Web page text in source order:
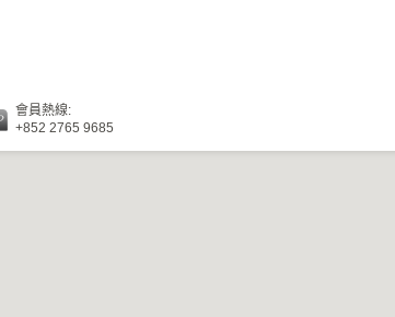
會員熱線:
+852 2765 9685